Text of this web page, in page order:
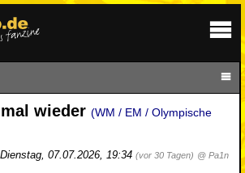
wieder (WM / EM / Olympische
Dienstag, 07.07.2026, 19:34 (vor 30 Tagen) @ Pa1n